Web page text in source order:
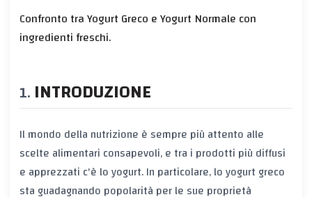
Confronto tra Yogurt Greco e Yogurt Normale con
ingredienti freschi.
INTRODUZIONE
Il mondo della nutrizione è sempre più attento alle
scelte alimentari consapevoli, e tra i prodotti più diffusi
e apprezzati c'è lo yogurt. In particolare, lo yogurt greco
sta guadagnando popolarità per le sue proprietà